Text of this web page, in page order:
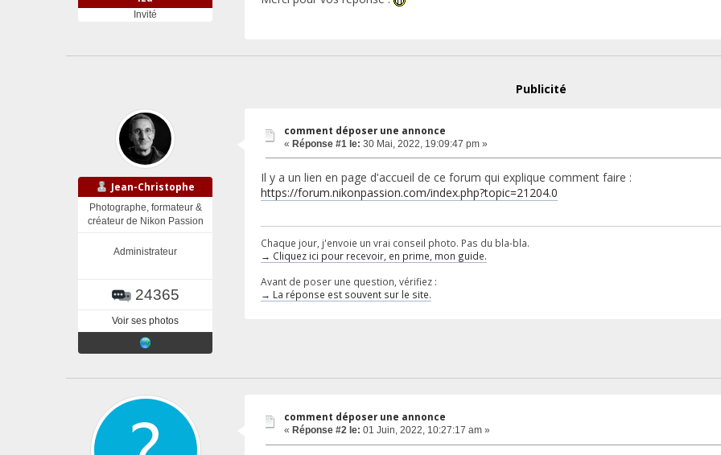
Invité
Publicité
Jean-Christophe
Photographe, formateur &
créateur de Nikon Passion
Administrateur
24365
Voir ses photos
comment déposer une annonce
« Réponse #1 le: 30 Mai, 2022, 19:09:47 pm »
Il y a un lien en page d'accueil de ce forum qui explique comment faire :
https://forum.nikonpassion.com/index.php?topic=21204.0
Chaque jour, j'envoie un vrai conseil photo. Pas du bla-bla.
→ Cliquez ici pour recevoir, en prime, mon guide.
Avant de poser une question, vérifiez :
→ La réponse est souvent sur le site.
comment déposer une annonce
« Réponse #2 le: 01 Juin, 2022, 10:27:17 am »